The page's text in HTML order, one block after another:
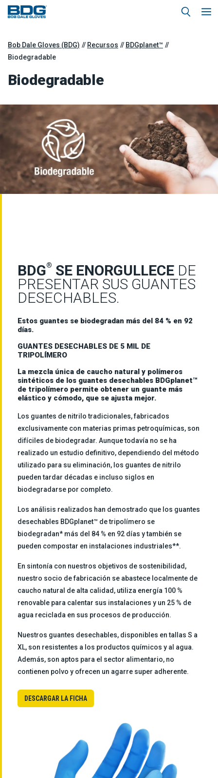
Bob Dale Gloves (BDG) Recursos
BDGplanet™
Biodegradable
Biodegradable
BDG® SE ENORGULLECEDE
PRESENTAR SUS GUANTES
DESECHABLES.
Estos guantes se biodegradan más del 84 % en 92
días.
GUANTES DESECHABLES DE 5 MIL DE
TRIPOLÍMERO
La mezcla única de caucho natural y polímeros
sintéticos de los guantes desechables BDGplanet™
de tripolímero permite obtener un guante más
elástico y cómodo, que se ajusta mejor.
Los guantes de nitrilo tradicionales, fabricados
exclusivamente con materias primas petroquímicas, son
difíciles de biodegradar. Aunque todavía no se ha
realizado un estudio definitivo, dependiendo del método
utilizado para su eliminación, los guantes de nitrilo
pueden tardar décadas e incluso siglos en
biodegradarse por completo.
Los análisis realizados han demostrado que los guantes
desechables BDGplanet™ de tripolímero se
biodegradan* más del 84 % en 92 días y también se
pueden compostar en instalaciones industriales**.
En sintonía con nuestros objetivos de sostenibilidad,
nuestro socio de fabricación se abastece localmente de
caucho natural de alta calidad, utiliza energía 100 %
renovable para calentar sus instalaciones y un 25 % de
agua reciclada en sus procesos de producción.
Nuestros guantes desechables, disponibles en tallas S a
XL, son resistentes a los productos químicos y al agua.
Además, son aptos para el sector alimentario, no
contienen polvo y ofrecen un agarre super adherente.
DESCARGAR LA FICHA